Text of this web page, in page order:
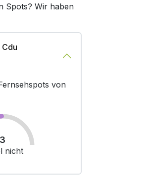
Spots? Wir haben
von
3
nicht